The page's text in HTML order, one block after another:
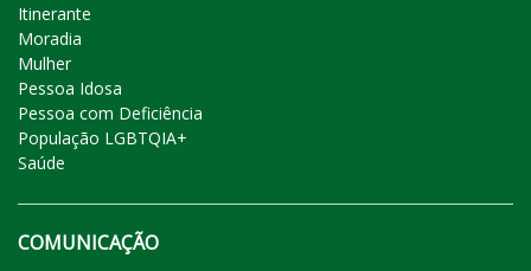
Itinerante
Moradia
Mulher
Pessoa Idosa
Pessoa com Deficiência
População LGBTQIA+
Saúde
COMUNICAÇÃO